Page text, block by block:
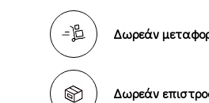
Δωρεάν
Δωρεάν